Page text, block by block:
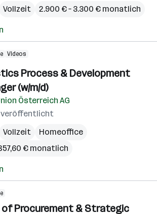
Vollzeit 2.900 € – 3.300 € monatlich
Videos
Process & Development
(w/m/d)
Österreich AG
veröffentlicht
Vollzeit
Homeoffice
€ monatlich
of Procurement & Strategic